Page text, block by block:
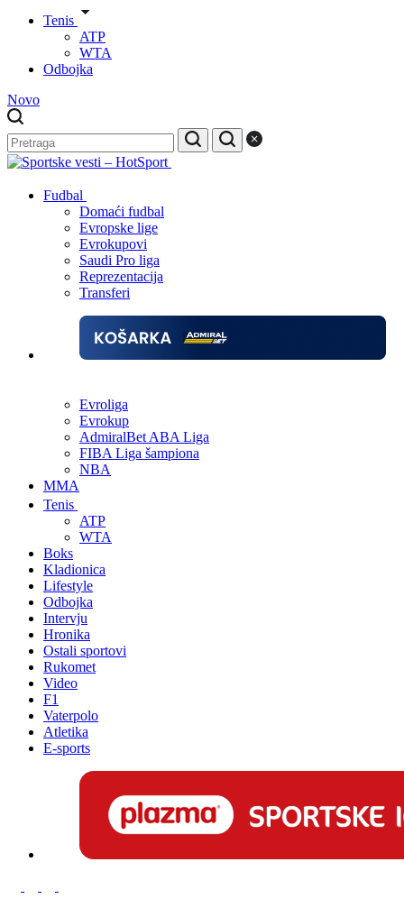
Tenis
ATP
WTA
Odbojka
Novo
Fudbal
Domaći fudbal
Evropske lige
Evrokupovi
Saudi Pro liga
Reprezentacija
Transferi
Evroliga
Evrokup
AdmiralBet ABA Liga
FIBA Liga šampiona
NBA
MMA
Tenis
ATP
WTA
Boks
Kladionica
Lifestyle
Odbojka
Intervju
Hronika
Ostali sportovi
Rukomet
Video
F1
Vaterpolo
Atletika
E-sports